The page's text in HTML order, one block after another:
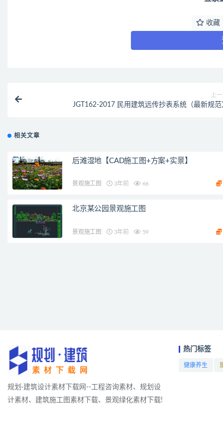
收藏
上
JGT162-2017 民用建筑远传抄表系统（最新规范
相关文章
后滩湿地【CAD施工图+方案+实景】
景观施工图 3年前 66
北京某公园景观施工图
景观施工图 3年前 59
规划·建筑设计素材下载网--工程咨询素材、规划设
计素材、建筑施工图素材下载、景观绿化素材下载!
热门标签
健康养生